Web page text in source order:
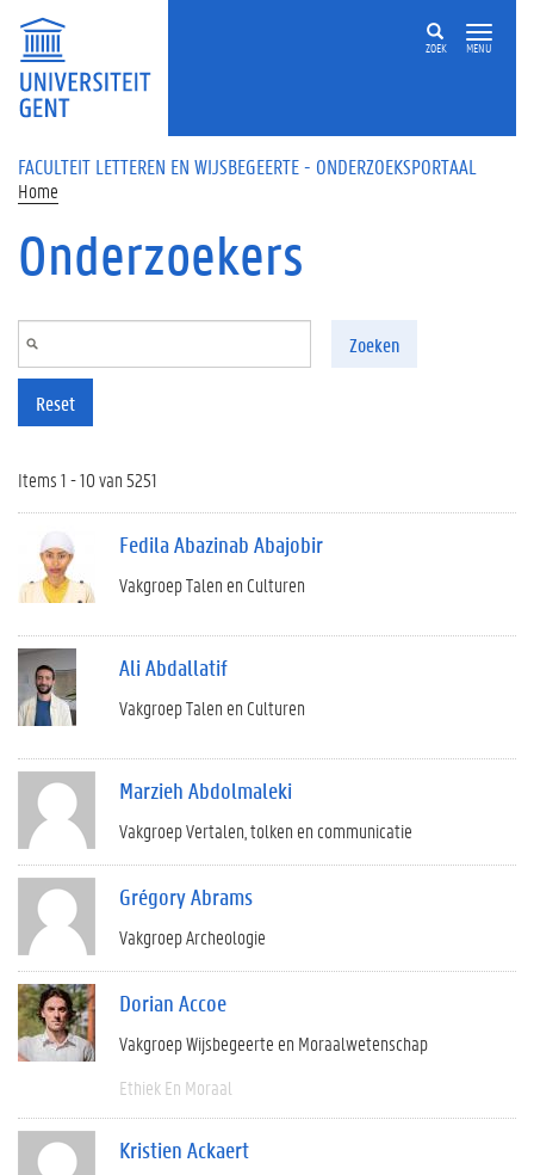
Overslaan en naar de inhoud gaan
ZOEK MENU
FACULTEIT LETTEREN EN WIJSBEGEERTE - ONDERZOEKSPORTAAL
Home
Onderzoekers
Zoeken
Reset
Items 1 - 10 van 5251
Fedila Abazinab Abajobir
Vakgroep Talen en Culturen
Ali Abdallatif
Vakgroep Talen en Culturen
Marzieh Abdolmaleki
Vakgroep Vertalen, tolken en communicatie
Grégory Abrams
Vakgroep Archeologie
Dorian Accoe
Vakgroep Wijsbegeerte en Moraalwetenschap
Ethiek En Moraal
Kristien Ackaert